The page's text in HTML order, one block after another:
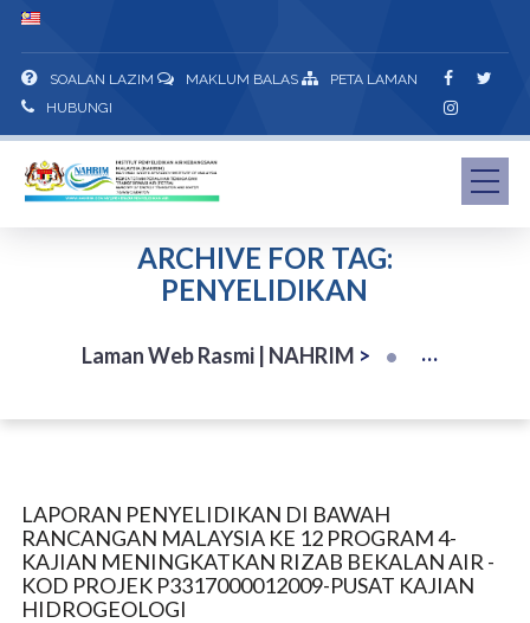
SOALAN LAZIM MAKLUM BALAS
PETA LAMAN
HUBUNGI
ARCHIVE FOR TAG:
PENYELIDIKAN
Laman Web Rasmi | NAHRIM >
LAPORAN PENYELIDIKAN DI BAWAH
RANCANGAN MALAYSIA KE 12 PROGRAM 4-
KAJIAN MENINGKATKAN RIZAB BEKALAN AIR -
KOD PROJEK P3317000012009-PUSAT KAJIAN
HIDROGEOLOGI